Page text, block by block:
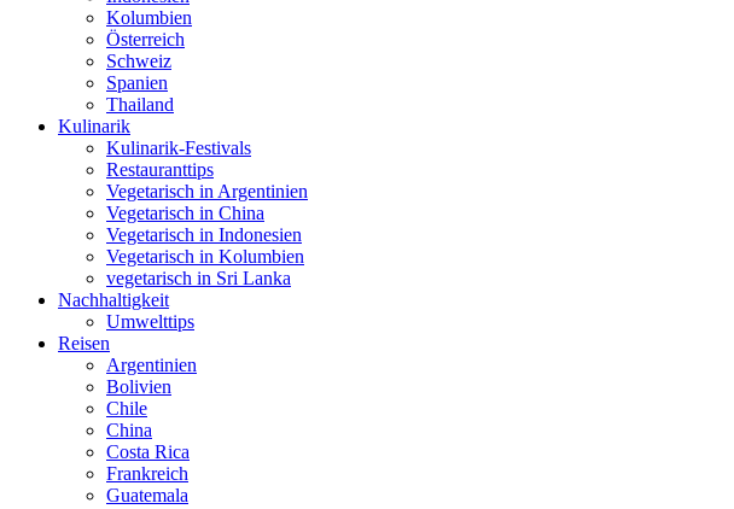
Kolumbien
Österreich
Schweiz
Spanien
Thailand
Kulinarik
Kulinarik-Festivals
Restauranttips
Vegetarisch in Argentinien
Vegetarisch in China
Vegetarisch in Indonesien
Vegetarisch in Kolumbien
vegetarisch in Sri Lanka
Nachhaltigkeit
Umwelttips
Reisen
Argentinien
Bolivien
Chile
China
Costa Rica
Frankreich
Guatemala